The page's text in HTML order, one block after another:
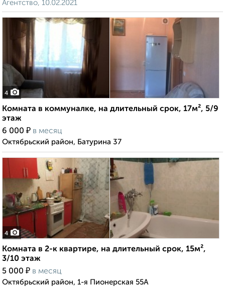
Агентство, 10.02.2021
4
Комната в коммуналке, на длительный срок, 17м², 5/9
этаж
6 000 ₽ в месяц
Октябрьский район, Батурина 37
4
Комната в 2-к квартире, на длительный срок, 15м²,
3/10 этаж
5 000 ₽ в месяц
Октябрьский район, 1-я Пионерская 55А